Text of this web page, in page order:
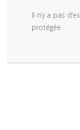
Il n’y a pas
protégée.